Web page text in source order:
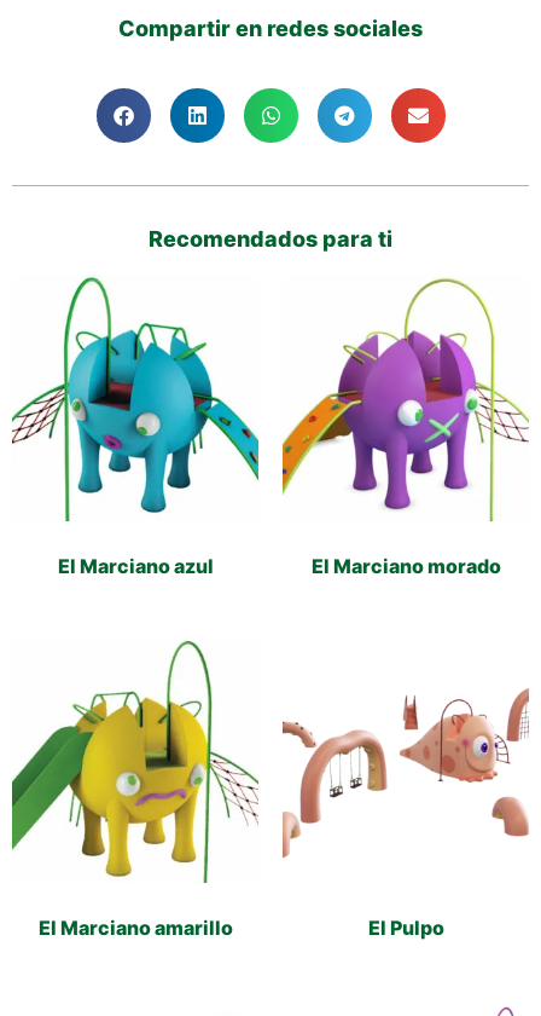
Compartir en redes sociales
Recomendados para ti
El Marciano azul El Marciano morado
El Marciano amarillo El Pulpo